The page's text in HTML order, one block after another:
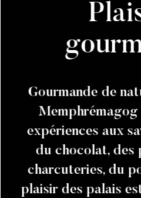
Gourmande de
expériences aux
du chocolat, des
charcuteries, du
plaisir des palais